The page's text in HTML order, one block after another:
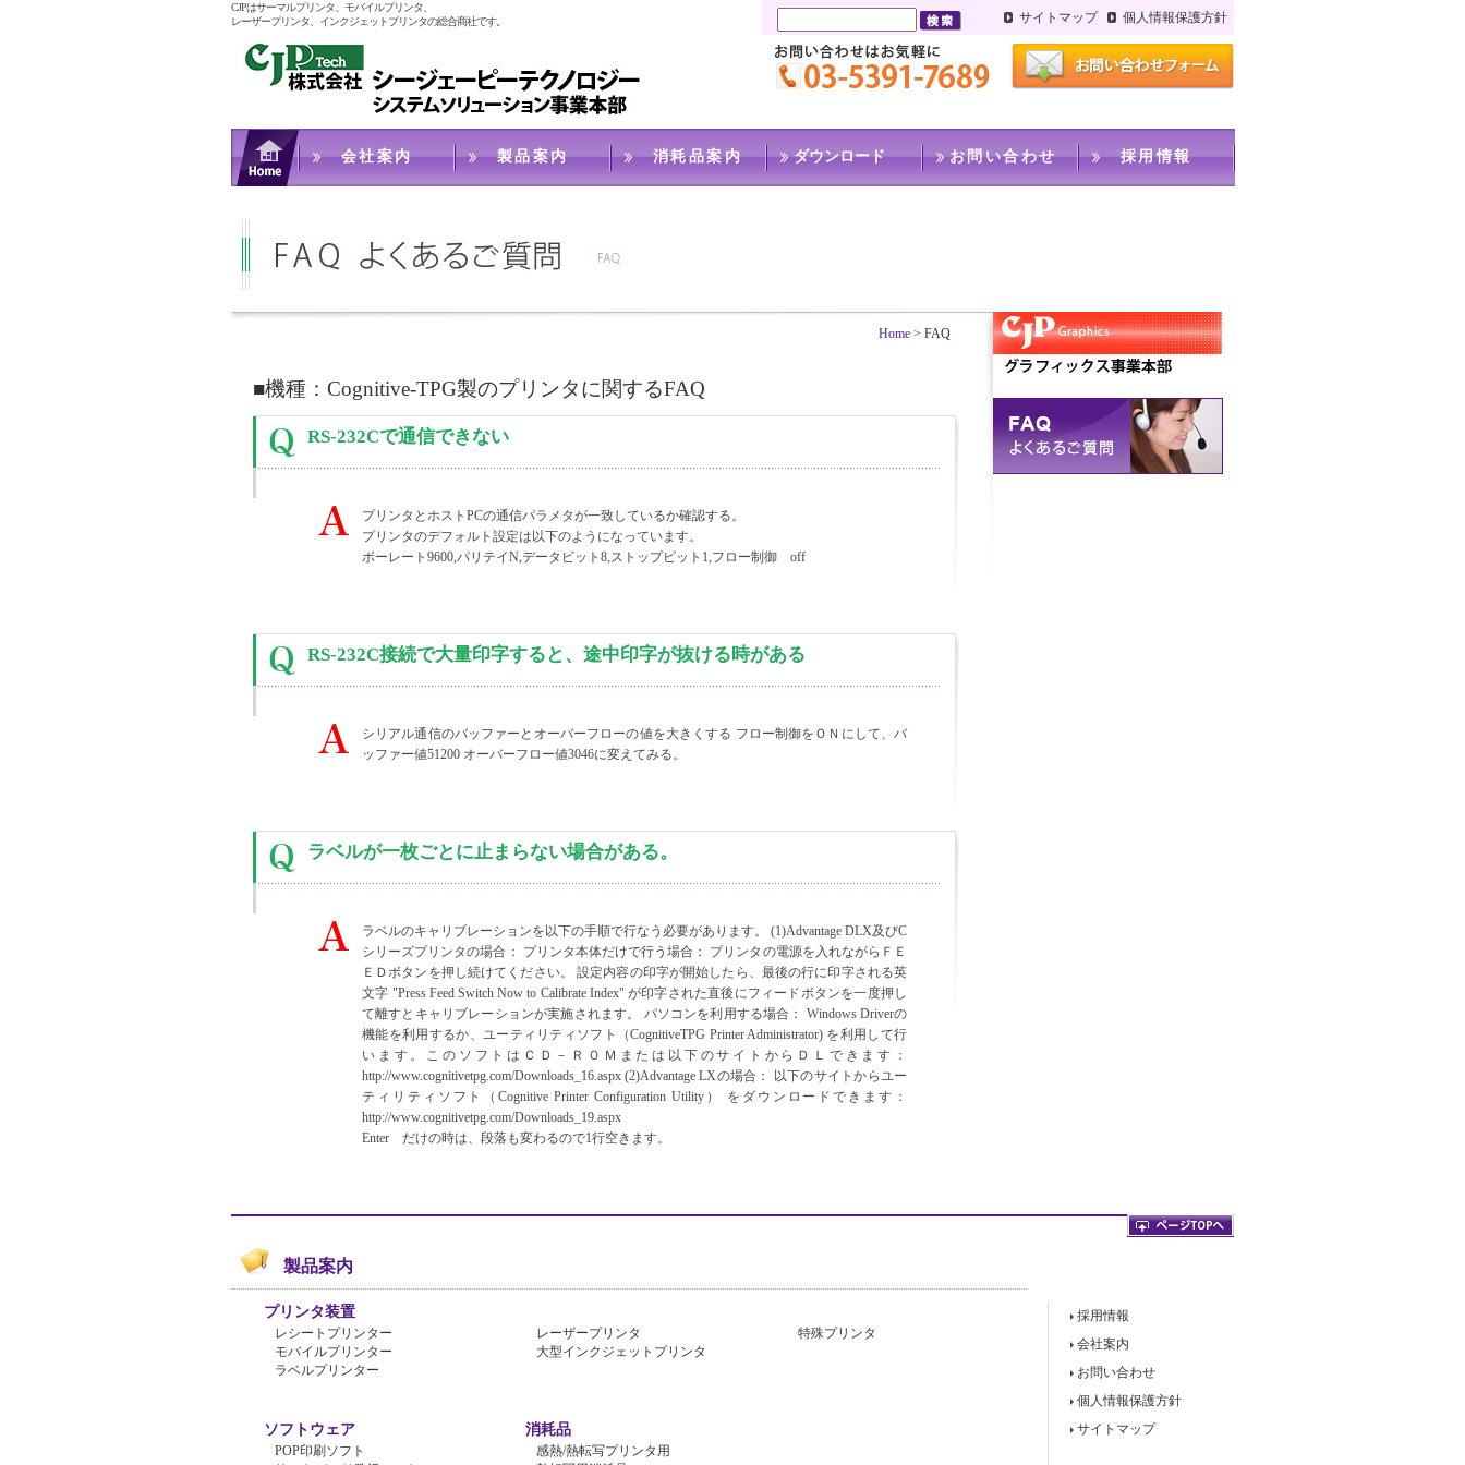
CJPはサーマルプリンタ、モバイルプリンタ、
レーザープリンタ、インクジェットプリンタの総合商社です。
サイトマップ 個人情報保護方針
会社案内 製品案内 消耗品案内 ダウンロード お問い合わせ 採用情報
Home > FAQ
■機種：Cognitive-TPG製のプリンタに関するFAQ
RS-232Cで通信できない
プリンタとホストPCの通信パラメタが一致しているか確認する。
プリンタのデフォルト設定は以下のようになっています。
ボーレート9600,パリテイN,データビット8,ストップビット1,フロー制御 off
RS-232C接続で大量印字すると、途中印字が抜ける時がある
シリアル通信のバッファーとオーバーフローの値を大きくする フロー制御をＯＮにして、バ
ッファー値51200 オーバーフロー値3046に変えてみる。
ラベルが一枚ごとに止まらない場合がある。
ラベルのキャリブレーションを以下の手順で行なう必要があります。 (1)Advantage DLX及びC
シリーズプリンタの場合： プリンタ本体だけで行う場合： プリンタの電源を入れながらＦＥ
ＥＤボタンを押し続けてください。 設定内容の印字が開始したら、最後の行に印字される英
文字 "Press Feed Switch Now to Calibrate Index" が印字された直後にフィードボタンを一度押し
て離すとキャリブレーションが実施されます。 パソコンを利用する場合： Windows Driverの
機能を利用するか、ユーティリティソフト（CognitiveTPG Printer Administrator) を利用して行
います。このソフトはＣＤ－ＲＯＭまたは以下のサイトからＤＬできます：
http://www.cognitivetpg.com/Downloads_16.aspx (2)Advantage LXの場合： 以下のサイトからユー
ティリティソフト（Cognitive Printer Configuration Utility） をダウンロードできます：
http://www.cognitivetpg.com/Downloads_19.aspx
Enter だけの時は、段落も変わるので1行空きます。
製品案内
プリンタ装置
レシートプリンター
モバイルプリンター
ラベルプリンター
レーザープリンタ
大型インクジェットプリンタ
特殊プリンタ
ソフトウェア
POP印刷ソフト
消耗品
感熱/熱転写プリンタ用
採用情報
会社案内
お問い合わせ
個人情報保護方針
サイトマップ